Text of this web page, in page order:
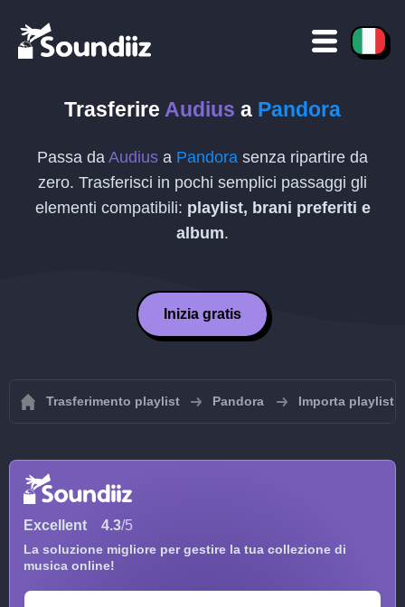
Trasferire Audius a Pandora
Passa da Audius a Pandora senza ripartire da
zero. Trasferisci in pochi semplici passaggi gli
elementi compatibili: playlist, brani preferiti e
album.
Inizia gratis
Trasferimento playlist Pandora Importa playlist
Excellent 4.3/5
La soluzione migliore per gestire la tua collezione di
musica online!